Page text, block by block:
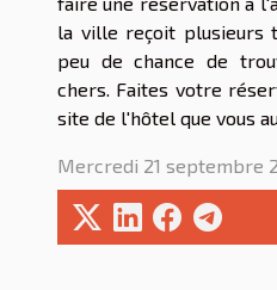
la ville reçoit plusieurs
peu de chance de
chers. Faites votre
site de l'hôtel que vous
Mercredi 21 septembre